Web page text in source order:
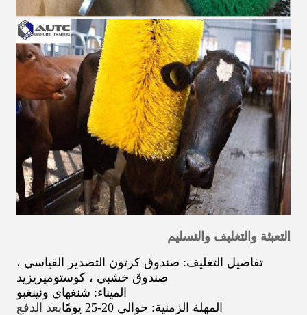
التعبئة والتغليف والتسليم
تفاصيل التغليف: صندوق كرتون التصدير القياسي ،
صندوق خشبي ، كوستوميريزيد
الميناء: شنغهاي ونينغبو
المهلة الزمنية: حوالي 20-25 يومًا
بعد الدفع